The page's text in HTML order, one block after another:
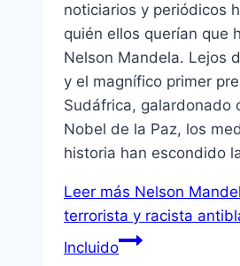
noticiarios y periódicos
quién ellos querían que
Nelson Mandela. Lejos
y el magnífico primer
Sudáfrica, galardonado
Nobel de la Paz, los
historia han escondido
Leer más Nelson
terrorista y racista
Incluido